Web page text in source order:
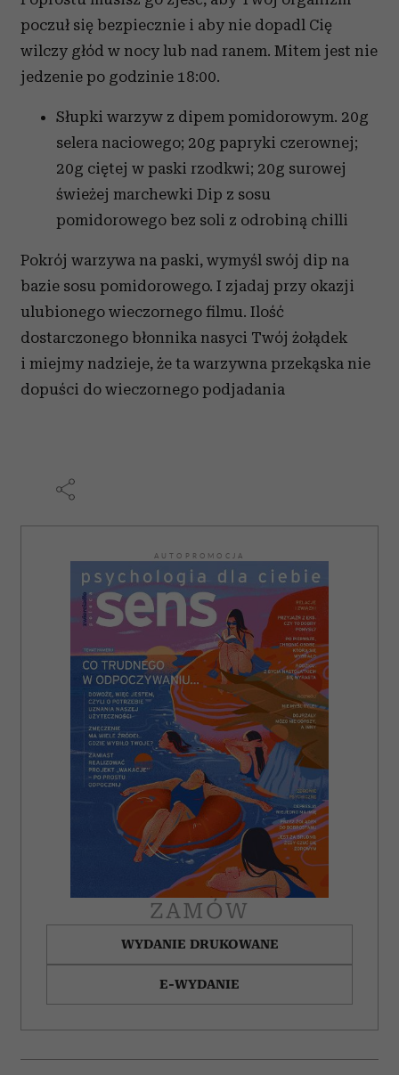
poczuł się bezpiecznie i aby nie dopadl Cię
wilczy głód w nocy lub nad ranem. Mitem jest nie
jedzenie po godzinie 18:00.
Słupki warzyw z dipem pomidorowym. 20g
selera naciowego; 20g papryki czerownej;
20g ciętej w paski rzodkwi; 20g surowej
świeżej marchewki Dip z sosu
pomidorowego bez soli z odrobiną chilli
Pokrój warzywa na paski, wymyśl swój dip na
bazie sosu pomidorowego. I zjadaj przy okazji
ulubionego wieczornego filmu. Ilość
dostarczonego błonnika nasyci Twój żołądek
i miejmy nadzieje, że ta warzywna przekąska nie
dopuści do wieczornego podjadania
AUTOPROMOCJA
ZAMÓW
WYDANIE DRUKOWANE
E-WYDANIE